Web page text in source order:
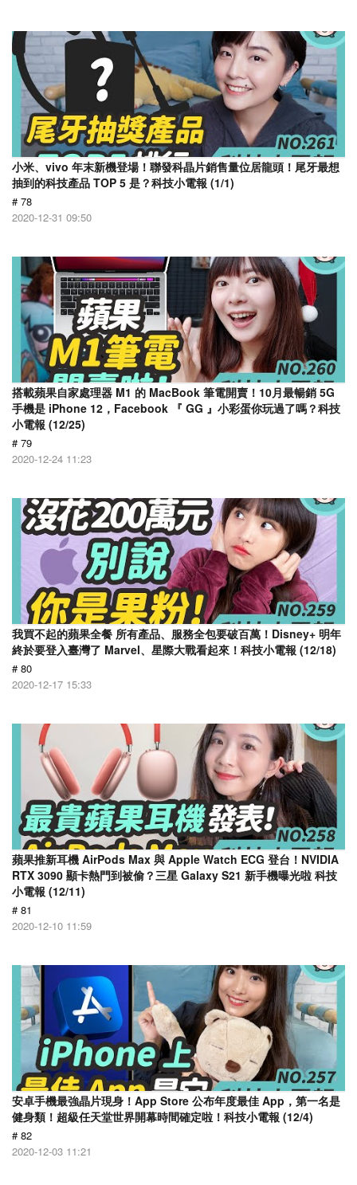
小米、vivo 年末新機登場！聯發科晶片銷售量位居龍頭！尾牙最想
抽到的科技產品 TOP 5 是？科技小電報 (1/1)
# 78
2020-12-31 09:50
搭載蘋果自家處理器 M1 的 MacBook 筆電開賣！10月最暢銷 5G
手機是 iPhone 12，Facebook 『 GG 』小彩蛋你玩過了嗎？科技
小電報 (12/25)
# 79
2020-12-24 11:23
我買不起的蘋果全餐 所有產品、服務全包要破百萬！Disney+ 明年
終於要登入臺灣了 Marvel、星際大戰看起來！科技小電報 (12/18)
# 80
2020-12-17 15:33
蘋果推新耳機 AirPods Max 與 Apple Watch ECG 登台！NVIDIA
RTX 3090 顯卡熱門到被偷？三星 Galaxy S21 新手機曝光啦 科技
小電報 (12/11)
# 81
2020-12-10 11:59
安卓手機最強晶片現身！App Store 公布年度最佳 App，第一名是
健身類！超級任天堂世界開幕時間確定啦！科技小電報 (12/4)
# 82
2020-12-03 11:21